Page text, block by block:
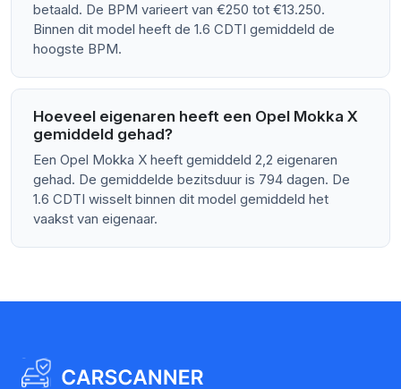
betaald. De BPM varieert van €250 tot €13.250.
Binnen dit model heeft de 1.6 CDTI gemiddeld de
hoogste BPM.
Hoeveel eigenaren heeft een Opel Mokka X
gemiddeld gehad?
Een Opel Mokka X heeft gemiddeld 2,2 eigenaren
gehad. De gemiddelde bezitsduur is 794 dagen. De
1.6 CDTI wisselt binnen dit model gemiddeld het
vaakst van eigenaar.